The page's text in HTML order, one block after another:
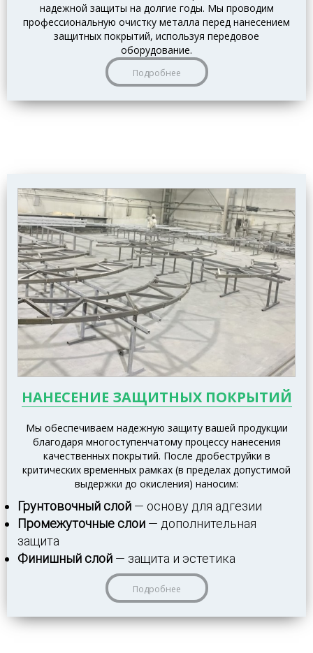
надежной защиты на долгие годы. Мы проводим
профессиональную очистку металла перед нанесением
защитных покрытий, используя передовое
оборудование.
Подробнее
НАНЕСЕНИЕ ЗАЩИТНЫХ ПОКРЫТИЙ
Мы обеспечиваем надежную защиту вашей продукции
благодаря многоступенчатому процессу нанесения
качественных покрытий. После дробеструйки в
критических временных рамках (в пределах допустимой
выдержки до окисления) наносим:
Грунтовочный слой — основу для адгезии
Промежуточные слои — дополнительная
защита
Финишный слой — защита и эстетика
Подробнее